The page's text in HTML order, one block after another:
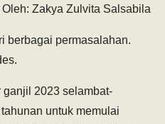
Oleh: Zakya Zulvita Salsabila
berbagai permasalahan.
2023 selambat-
untuk memulai